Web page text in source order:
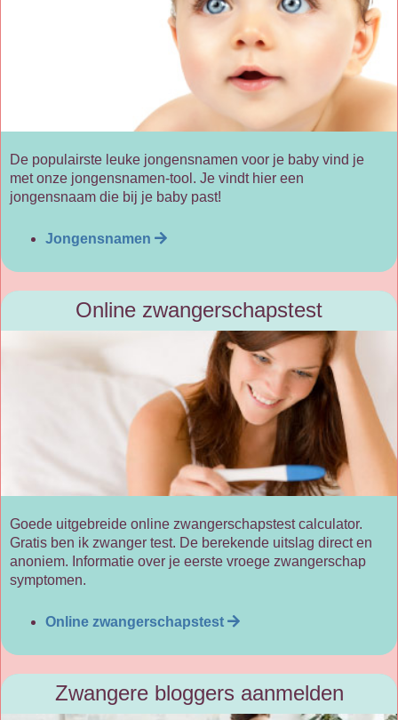
De populairste leuke jongensnamen voor je baby vind je
met onze jongensnamen-tool. Je vindt hier een
jongensnaam die bij je baby past!
Jongensnamen
Online zwangerschapstest
Goede uitgebreide online zwangerschapstest calculator.
Gratis ben ik zwanger test. De berekende uitslag direct en
anoniem. Informatie over je eerste vroege zwangerschap
symptomen.
Online zwangerschapstest
Zwangere bloggers aanmelden